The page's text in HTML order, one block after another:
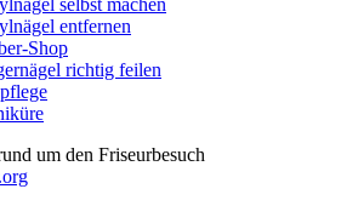
selbst machen
entfernen
Shop
richtig feilen
um den Friseurbesuch